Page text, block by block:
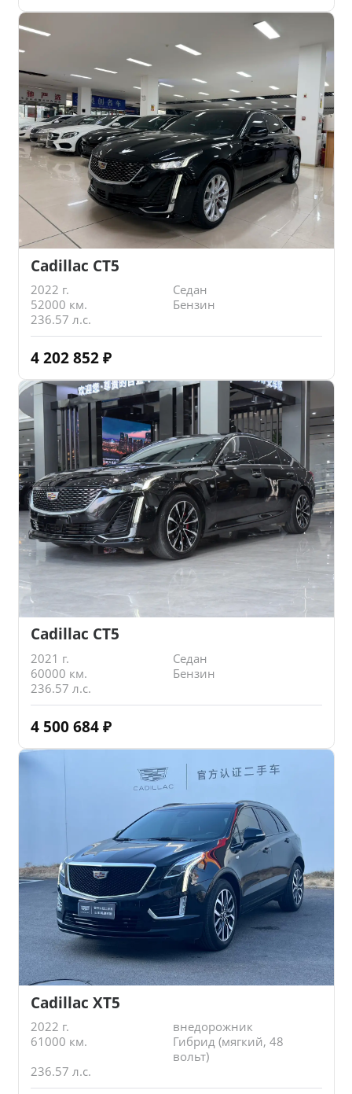
Cadillac CT5
2022 г.
Седан
52000 км.
Бензин
236.57 л.с.
4 202 852 ₽
Cadillac CT5
2021 г.
Седан
60000 км.
Бензин
236.57 л.с.
4 500 684 ₽
Cadillac XT5
2022 г.
внедорожник
61000 км.
Гибрид (мягкий, 48
вольт)
236.57 л.с.